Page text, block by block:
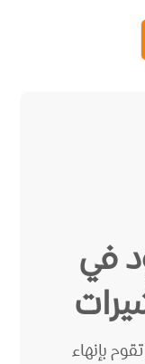
في
بإنهاء